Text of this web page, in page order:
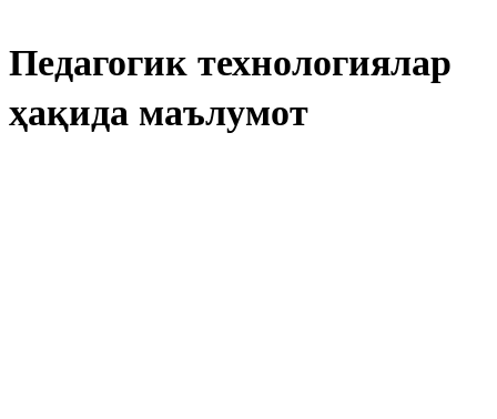
Педагогик технологиялар
ҳақида маълумот